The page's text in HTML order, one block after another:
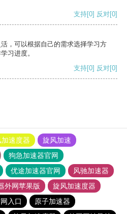
支持[0] 反对[0]
，可以根据自己的需求选择学习方
习进度。
支持[0] 反对[0]
速度器
旋风加速
狗急加速器官网
优途加速器官网
风驰加速器
外网苹果版
旋风加速度器
入口
原子加速器